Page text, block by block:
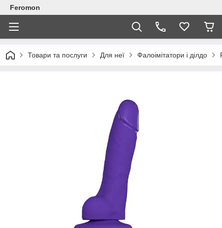
Feromon
Товари та послуги Для неї Фалоімітатори і ділдо